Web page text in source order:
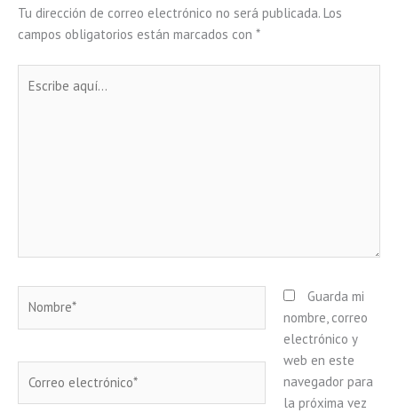
Tu dirección de correo electrónico no será publicada. Los
campos obligatorios están marcados con *
aquí...
electrónico*
Guarda mi
nombre, correo
electrónico y
web en este
navegador para
la próxima vez